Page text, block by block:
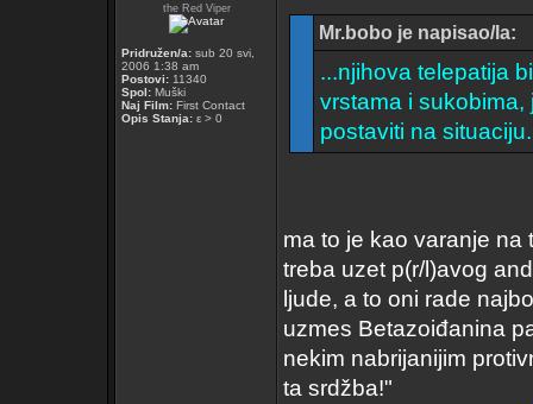
the Red Viper
Pridružen/a: sub 20 svi,
2006 1:38 am
Postovi: 11340
Spol: Muški
Naj Film: First Contact
Opis Stanja: ε > 0
Mr.bobo je napisao/la:
...njihova telepatija
vrstama i
postaviti na
ma to je kao varanje na
treba uzet p(r/l)avog
ljude, a to oni rade
uzmes Betazoiđanina
nekim nabrijanijim
ta srdžba!"